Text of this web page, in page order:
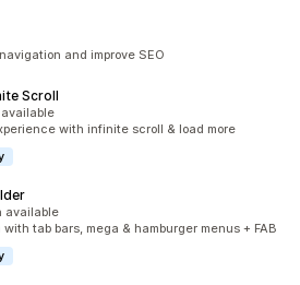
and improve SEO
Scroll
with infinite scroll & load more
available
tab bars, mega & hamburger menus + FAB